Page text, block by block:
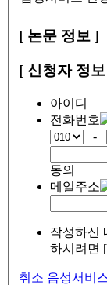
[ 논문 정보 ]
[ 신청자 정
아이디
전화번호
-
동의
메일주소
작성하신
하시려면
취소 음성서비